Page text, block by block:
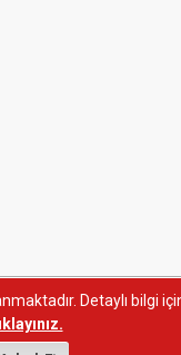
Detaylı bilgi